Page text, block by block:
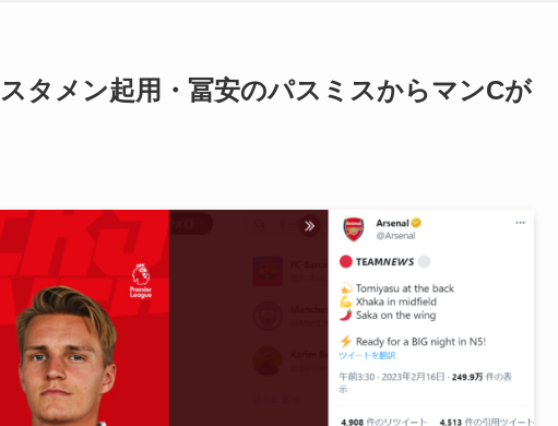
タメン起用・冨安のパスミスからマンCが